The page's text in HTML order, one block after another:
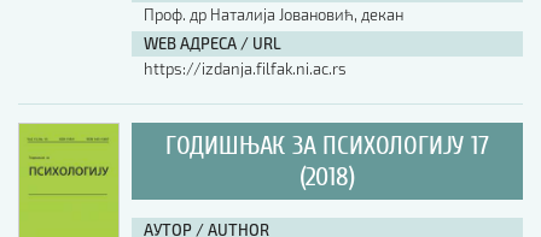
ISSN
Проф. др Наталија Јовановић, декан
WEB АДРЕСА / URL
https://izdanja.filfak.ni.ac.rs
ГОДИШЊАК ЗА ПСИХОЛОГИЈУ 17
(2018)
АУТОР / AUTHOR